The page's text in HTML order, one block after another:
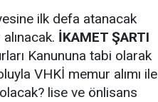
ilk defa atanacak
İKAMET ŞARTI
Kanununa tabi olarak
VHKİ memur alımı ile
lise ve önlisans